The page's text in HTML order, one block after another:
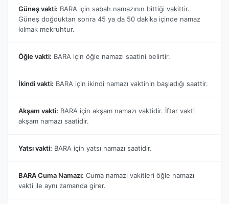
Güneş vakti: BARA için sabah namazının bittiği vakittir.
Güneş doğduktan sonra 45 ya da 50 dakika içinde namaz
kılmak mekruhtur.
Öğle vakti: BARA için öğle namazı saatini belirtir.
İkindi vakti: BARA için ikindi namazı vaktinin başladığı saattir.
Akşam vakti: BARA için akşam namazı vaktidir. İftar vakti
akşam namazı saatidir.
Yatsı vakti: BARA için yatsı namazı saatidir.
BARA Cuma Namazı: Cuma namazı vakitleri öğle namazı
vakti ile aynı zamanda girer.